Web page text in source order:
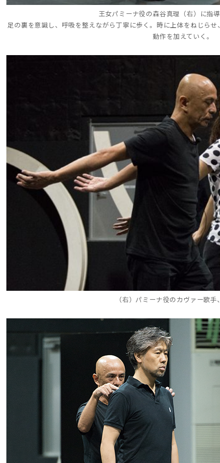
王女パミーナ役の森谷真理（右）に指
足の裏を意識し、呼吸を整えながら丁寧に歩く。時に上体をねじら
動作を加えていく。
（右）パミーナ役のカヴァー歌